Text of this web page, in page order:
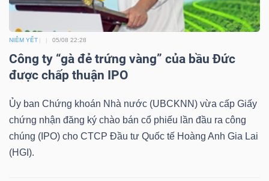
NIÊM YẾT 05/08 22:28
Công ty “gà đẻ trứng vàng” của bầu Đức
được chấp thuận IPO
Ủy ban Chứng khoán Nhà nước (UBCKNN) vừa cấp Giấy
chứng nhận đăng ký chào bán cổ phiếu lần đầu ra công
chúng (IPO) cho CTCP Đầu tư Quốc tế Hoàng Anh Gia Lai
(HGI).
VS-
NĂNG
LƯỢNG